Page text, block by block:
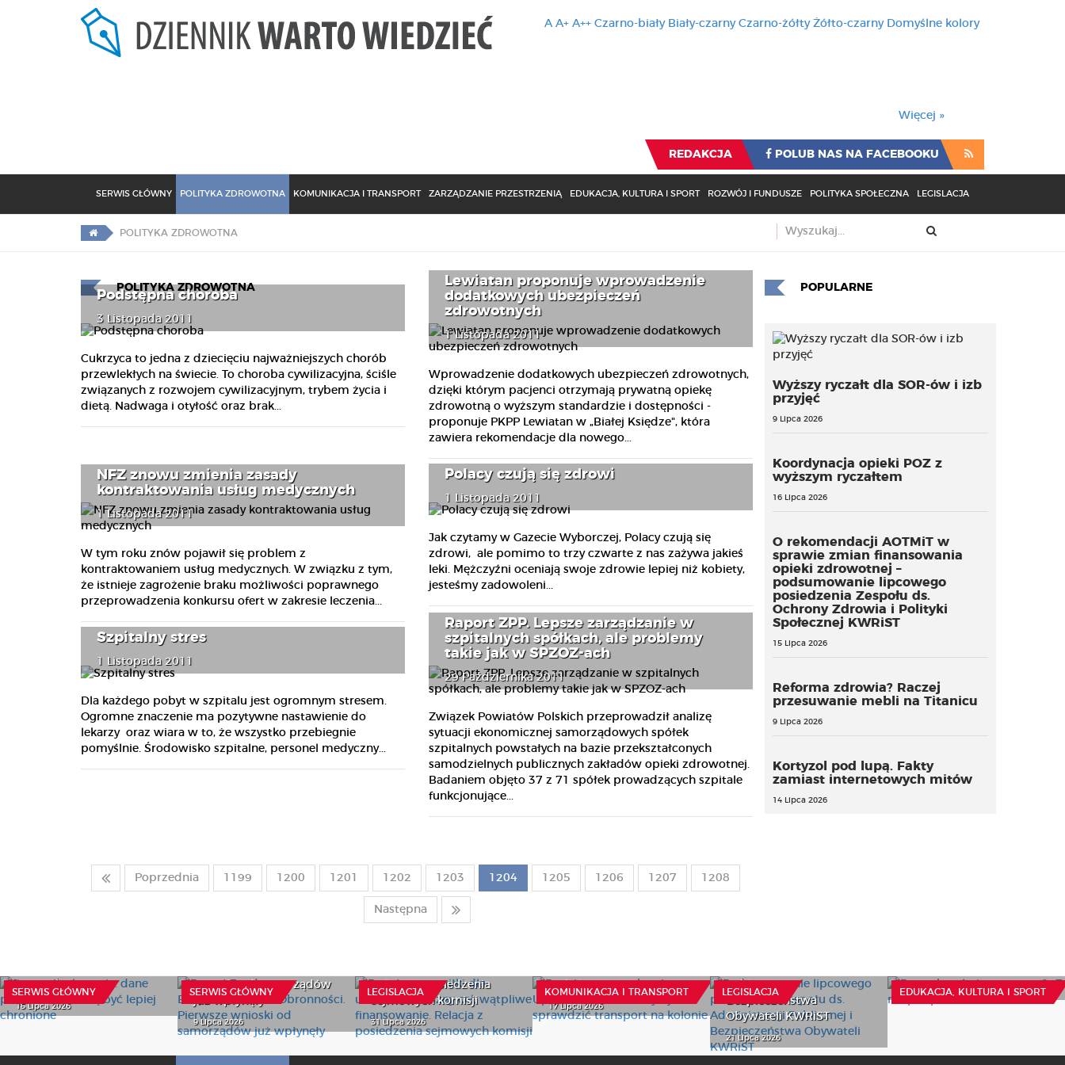
A A+ A++ Czarno-biały Biały-czarny Czarno-żółty Żółto-czarny Domyślne kolory
Więcej »
REDAKCJA POLUB NAS NA FACEBOOKU
SERWIS GŁÓWNY POLITYKA ZDROWOTNA KOMUNIKACJA I TRANSPORT ZARZĄDZANIE PRZESTRZENIĄ EDUKACJA, KULTURA I SPORT ROZWÓJ I FUNDUSZE POLITYKA SPOŁECZNA LEGISLACJA
POLITYKA ZDROWOTNA
POLITYKA ZDROWOTNA
Podstępna choroba
3 Listopada 2011
Cukrzyca to jedna z dziecięciu najważniejszych chorób
przewlekłych na świecie. To choroba cywilizacyjna, ściśle
związanych z rozwojem cywilizacyjnym, trybem życia i
dietą. Nadwaga i otyłość oraz brak...
Lewiatan proponuje wprowadzenie
dodatkowych ubezpieczeń
zdrowotnych
1 Listopada 2011
Wprowadzenie dodatkowych ubezpieczeń zdrowotnych,
dzięki którym pacjenci otrzymają prywatną opiekę
zdrowotną o wyższym standardzie i dostępności -
proponuje PKPP Lewiatan w „Białej Księdze", która
zawiera rekomendacje dla nowego...
NFZ znowu zmienia zasady
kontraktowania usług medycznych
1 Listopada 2011
W tym roku znów pojawił się problem z
kontraktowaniem usług medycznych. W związku z tym,
że istnieje zagrożenie braku możliwości poprawnego
przeprowadzenia konkursu ofert w zakresie leczenia...
Polacy czują się zdrowi
1 Listopada 2011
Jak czytamy w Gazecie Wyborczej, Polacy czują się
zdrowi, ale pomimo to trzy czwarte z nas zażywa jakieś
leki. Mężczyźni oceniają swoje zdrowie lepiej niż kobiety,
jesteśmy zadowoleni...
Szpitalny stres
1 Listopada 2011
Dla każdego pobyt w szpitalu jest ogromnym stresem.
Ogromne znaczenie ma pozytywne nastawienie do
lekarzy oraz wiara w to, że wszystko przebiegnie
pomyślnie. Środowisko szpitalne, personel medyczny...
Raport ZPP. Lepsze zarządzanie w
szpitalnych spółkach, ale problemy
takie jak w SPZOZ-ach
29 Października 2011
Związek Powiatów Polskich przeprowadził analizę
sytuacji ekonomicznej samorządowych spółek
szpitalnych powstałych na bazie przekształconych
samodzielnych publicznych zakładów opieki zdrowotnej.
Badaniem objęto 37 z 71 spółek prowadzących szpitale
funkcjonujące...
Poprzednia 1199 1200 1201 1202 1203 1204 1205 1206 1207 1208
Następna
POPULARNE
Wyższy ryczałt dla SOR-ów i izb
przyjęć
9 Lipca 2026
Koordynacja opieki POZ z
wyższym ryczałtem
16 Lipca 2026
O rekomendacji AOTMiT w
sprawie zmian finansowania
opieki zdrowotnej –
podsumowanie lipcowego
posiedzenia Zespołu ds.
Ochrony Zdrowia i Polityki
Społecznej KWRiST
15 Lipca 2026
Reforma zdrowia? Raczej
przesuwanie mebli na Titanicu
9 Lipca 2026
Kortyzol pod lupą. Fakty
zamiast internetowych mitów
14 Lipca 2026
SERWIS GŁÓWNY
lepiej chronione
15 Lipca 2026
SERWIS GŁÓWNY
wnioski od samorządów
9 Lipca 2026
LEGISLACJA
Relacja z posiedzenia
sejmowych komisji
31 Lipca 2026
KOMUNIKACJA I TRANSPORT
17 Lipca 2026
LEGISLACJA
Bezpieczeństwa
Obywateli KWRiST
21 Lipca 2026
EDUKACJA, KULTURA I SPORT
30 Lipca 2026